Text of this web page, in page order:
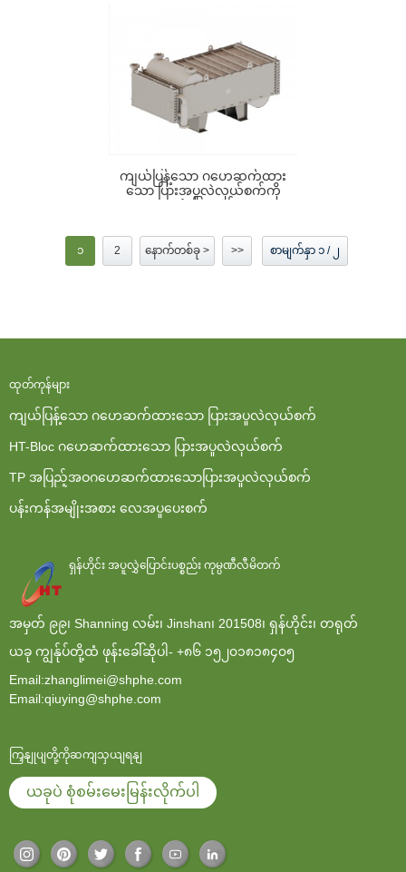
ကျယ်ပြန့်သော ဂဟေဆက်ထား
သော ပြားအပူလဲလှယ်စက်ကို
၁ 2 နောက်တစ်ခု > >> စာမျက်နှာ ၁ / ၂
ထုတ်ကုန်များ
ကျယ်ပြန့်သော ဂဟေဆက်ထားသော ပြားအပူလဲလှယ်စက်
HT-Bloc ဂဟေဆက်ထားသော ပြားအပူလဲလှယ်စက်
TP အပြည့်အဝဂဟေဆက်ထားသောပြားအပူလဲလှယ်စက်
ပန်းကန်အမျိုးအစား လေအပူပေးစက်
ရှန်ဟိုင်း အပူလွှဲပြောင်းပစ္စည်း ကုမ္ပဏီလီမိတက်
အမှတ် ၉၉၊ Shanning လမ်း၊ Jinshan၊ 201508၊ ရှန်ဟိုင်း၊ တရုတ်
ယခု ကျွန်ုပ်တို့ထံ ဖုန်းခေါ်ဆိုပါ- +၈၆ ၁၅၂၀၁၈၁၈၄၀၅
Email:zhanglimei@shphe.com
Email:qiuying@shphe.com
ကြှနျုပျတို့ကိုဆကျသှယျရနျ
ယခုပဲ စုံစမ်းမေးမြန်းလိုက်ပါ